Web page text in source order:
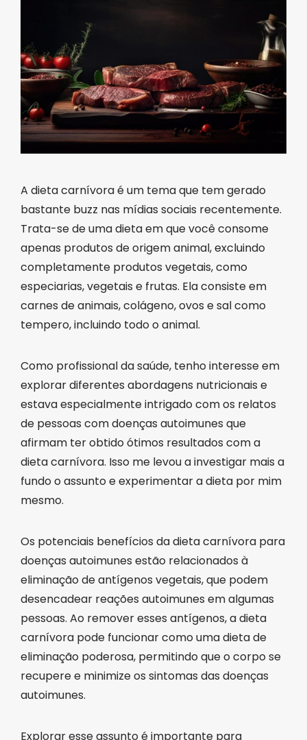
A dieta carnívora é um tema que tem gerado
bastante buzz nas mídias sociais recentemente.
Trata-se de uma dieta em que você consome
apenas produtos de origem animal, excluindo
completamente produtos vegetais, como
especiarias, vegetais e frutas. Ela consiste em
carnes de animais, colágeno, ovos e sal como
tempero, incluindo todo o animal.
Como profissional da saúde, tenho interesse em
explorar diferentes abordagens nutricionais e
estava especialmente intrigado com os relatos
de pessoas com doenças autoimunes que
afirmam ter obtido ótimos resultados com a
dieta carnívora. Isso me levou a investigar mais a
fundo o assunto e experimentar a dieta por mim
mesmo.
Os potenciais benefícios da dieta carnívora para
doenças autoimunes estão relacionados à
eliminação de antígenos vegetais, que podem
desencadear reações autoimunes em algumas
pessoas. Ao remover esses antígenos, a dieta
carnívora pode funcionar como uma dieta de
eliminação poderosa, permitindo que o corpo se
recupere e minimize os sintomas das doenças
autoimunes.
Explorar esse assunto é importante para